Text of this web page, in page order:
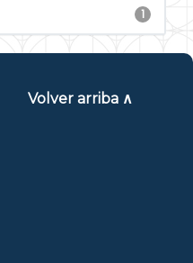
1
Volver arriba ∧